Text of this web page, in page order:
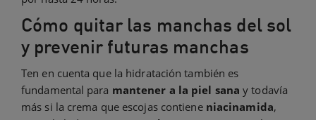
Cómo quitar las manchas del sol
y prevenir futuras manchas
Ten en cuenta que la hidratación también es
fundamental para mantener a la piel sana y todavía
más si la crema que escojas contiene niacinamida,